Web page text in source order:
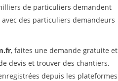
de particuliers demandent
des particuliers demandeurs
, faites une demande gratuite et
devis et trouver des chantiers.
depuis les plateformes